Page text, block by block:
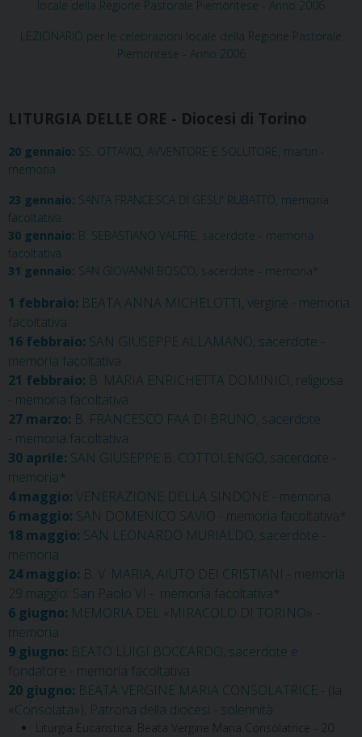
locale della Regione Pastorale Piemontese - Anno 2006
LEZIONARIO per le celebrazioni locale della Regione Pastorale
Piemontese - Anno 2006
LITURGIA DELLE ORE - Diocesi di Torino
20 gennaio: SS. OTTAVIO, AVVENTORE E SOLUTORE, martiri -
memoria
23 gennaio: SANTA FRANCESCA DI GESU' RUBATTO, memoria
facoltativa
30 gennaio: B. SEBASTIANO VALFRE, sacerdote - memoria
facoltativa
31 gennaio: SAN GIOVANNI BOSCO, sacerdote - memoria*
1 febbraio: BEATA ANNA MICHELOTTI, vergine - memoria
facoltativa
16 febbraio: SAN GIUSEPPE ALLAMANO, sacerdote -
memoria facoltativa
21 febbraio: B. MARIA ENRICHETTA DOMINICI, religiosa
- memoria facoltativa
27 marzo: B. FRANCESCO FAA DI BRUNO, sacerdote
- memoria facoltativa
30 aprile: SAN GIUSEPPE B. COTTOLENGO, sacerdote -
memoria*
4 maggio: VENERAZIONE DELLA SINDONE - memoria
6 maggio: SAN DOMENICO SAVIO - memoria facoltativa*
18 maggio: SAN LEONARDO MURIALDO, sacerdote -
memoria
24 maggio: B. V. MARIA, AIUTO DEI CRISTIANI - memoria
29 maggio: San Paolo VI - memoria facoltativa*
6 giugno: MEMORIA DEL «MIRACOLO DI TORINO» -
memoria
9 giugno: BEATO LUIGI BOCCARDO, sacerdote e
fondatore - memoria facoltativa
20 giugno: BEATA VERGINE MARIA CONSOLATRICE - (la
«Consolata»), Patrona della diocesi - solennità
Liturgia Eucaristica: Beata Vergine Maria Consolatrice - 20